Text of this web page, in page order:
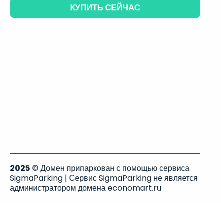
КУПИТЬ СЕЙЧАС
2025 © Домен припаркован с помощью сервиса
SigmaParking | Сервис SigmaParking не является
администратором домена economart.ru